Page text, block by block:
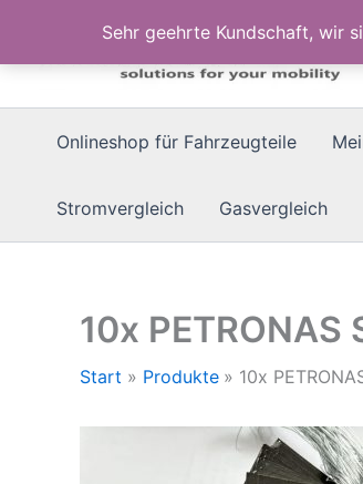
Sehr geehrte Kundschaft, wir
springen
Onlineshop für Fahrzeugteile
Stromvergleich Gasvergleich
10x
Start Produkte 10x